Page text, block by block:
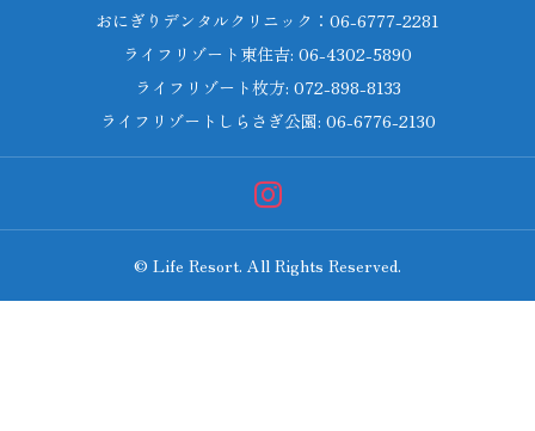
おにぎりデンタルクリニック：06-6777-2281
ライフリゾート東住吉: 06-4302-5890
ライフリゾート枚方: 072-898-8133
ライフリゾートしらさぎ公園: 06-6776-2130
© Life Resort. All Rights Reserved.